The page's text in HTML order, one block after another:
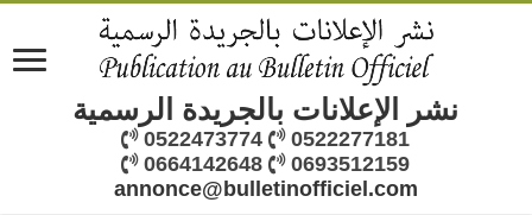
نشر الإعلانات بالجريدة الرسمية
0522473774
0522277181
0664142648
0693512159
annonce@bulletinofficiel.com